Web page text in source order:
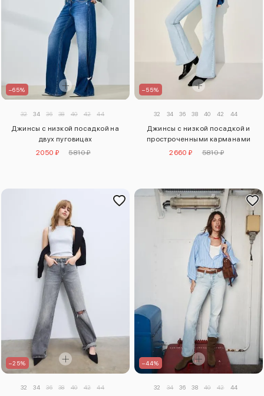
–65%
32 34 36 38 40 42 44
Джинсы с низкой посадкой на
двух пуговицах
2050 ₽
5810 ₽
–55%
32 34 36 38 40 42 44
Джинсы с низкой посадкой и
простроченными карманами
2660 ₽
5810 ₽
–25%
32 34 36 38 40 42 44
–44%
32 34 36 38 40 42 44